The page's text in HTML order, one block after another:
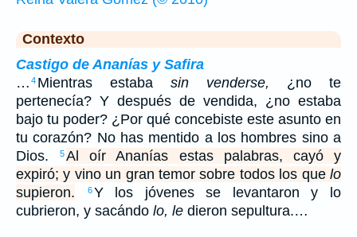
Contexto
Castigo de Ananías y Safira
… 4 Mientras estaba sin venderse, ¿no te
pertenecía? Y después de vendida, ¿no estaba
bajo tu poder? ¿Por qué concebiste este asunto en
tu corazón? No has mentido a los hombres sino a
Dios.
5Al oír Ananías estas palabras, cayó y
expiró; y vino un gran temor sobre todos los que lo
supieron.
6 Y los jóvenes se levantaron y lo
cubrieron, y sacándo lo, le dieron sepultura.…